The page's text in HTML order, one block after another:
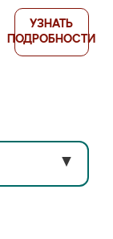
УЗНАТЬ
ПОДРОБНОСТИ
▼